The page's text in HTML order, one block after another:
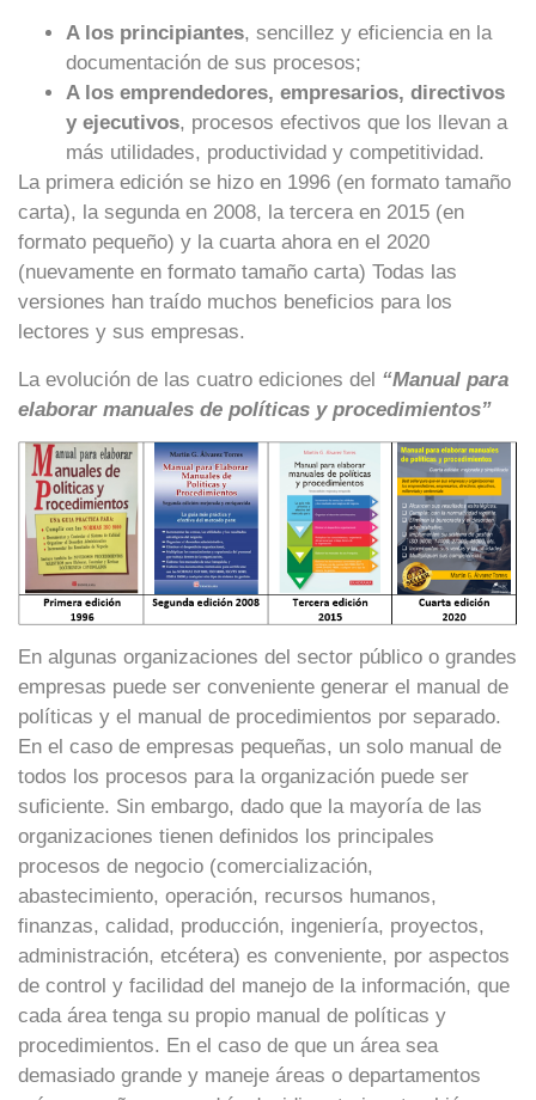
A los principiantes, sencillez y eficiencia en la
documentación de sus procesos;
A los emprendedores, empresarios, directivos
y ejecutivos, procesos efectivos que los llevan a
más utilidades, productividad y competitividad.
La primera edición se hizo en 1996 (en formato tamaño
carta), la segunda en 2008, la tercera en 2015 (en
formato pequeño) y la cuarta ahora en el 2020
(nuevamente en formato tamaño carta) Todas las
versiones han traído muchos beneficios para los
lectores y sus empresas.
La evolución de las cuatro ediciones del “Manual para
elaborar manuales de políticas y procedimientos”
En algunas organizaciones del sector público o grandes
empresas puede ser conveniente generar el manual de
políticas y el manual de procedimientos por separado.
En el caso de empresas pequeñas, un solo manual de
todos los procesos para la organización puede ser
suficiente. Sin embargo, dado que la mayoría de las
organizaciones tienen definidos los principales
procesos de negocio (comercialización,
abastecimiento, operación, recursos humanos,
finanzas, calidad, producción, ingeniería, proyectos,
administración, etcétera) es conveniente, por aspectos
de control y facilidad del manejo de la información, que
cada área tenga su propio manual de políticas y
procedimientos. En el caso de que un área sea
demasiado grande y maneje áreas o departamentos